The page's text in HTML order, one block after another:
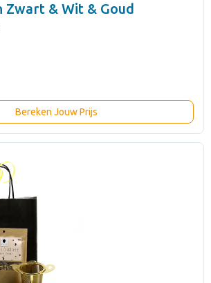
Zwart & Wit & Goud
Bereken Jouw Prijs